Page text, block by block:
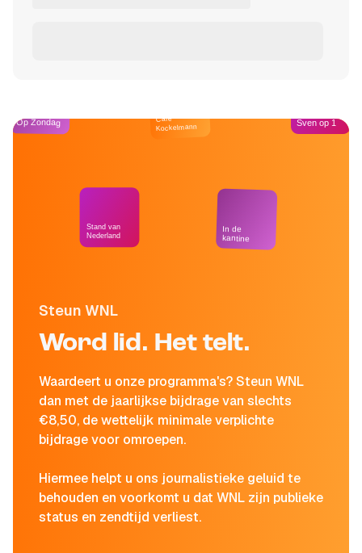
Steun WNL
Word lid. Het telt.
Waardeert u onze programma's? Steun WNL
dan met de jaarlijkse bijdrage van slechts
€8,50, de wettelijk minimale verplichte
bijdrage voor omroepen.
Hiermee helpt u ons journalistieke geluid te
behouden en voorkomt u dat WNL zijn publieke
status en zendtijd verliest.
Op Zondag
Stand van
Nederland
Café
Kockelmann
In de
kantine
Sven op 1